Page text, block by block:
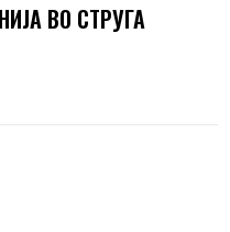
ВО СТРУГА